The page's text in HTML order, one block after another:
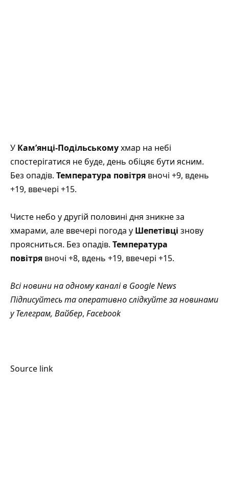
У Кам’янці-Подільськомухмар на небі
спостерігатися не буде, день обіцяє бути ясним.
Без опадів. Температура повітря вночі +9, вдень
+19, ввечері +15.
Чисте небо у другій половині дня зникне за
хмарами, але ввечері погода у Шепетівці знову
проясниться. Без опадів. Температура
повітря вночі +8, вдень +19, ввечері +15.
Всі новини на одному каналі в Google News
Підписуйтесь та оперативно слідкуйте за новинами
уТелеграм, Вайбер, Facebook
Source link